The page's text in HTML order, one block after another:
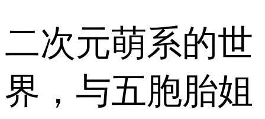
二次元萌系的世
界，与五胞胎姐